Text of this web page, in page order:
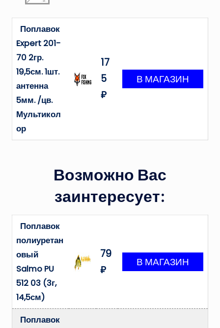
Поплавок
Expert 201-
70 2гр.
19,5см. 1шт.
антенна
5мм. /цв.
Мультикол
ор
17
5
₽
Возможно Вас
заинтересует:
Поплавок
полиуретан
овый
Salmo PU
512 03 (3г,
14,5см)
79
₽
Поплавок